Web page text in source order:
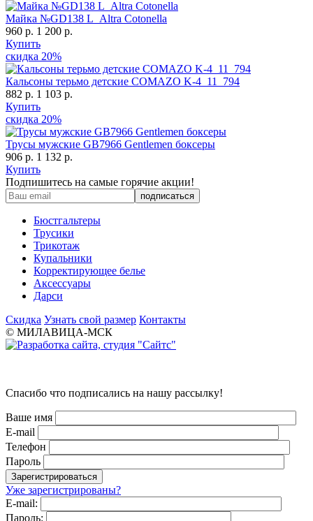
Майка №GD138 L_Altra Cotonella
960 р. 1 200 р.
Купить
скидка 20%
Кальсоны терьмо детские COMAZO K-4_11_794
882 р. 1 103 р.
Купить
скидка 20%
Трусы мужские GB7966 Gentlemen боксеры
906 р. 1 132 р.
Купить
Подпишитесь на самые горячие акции!
Бюстгальтеры
Трусики
Трикотаж
Купальники
Корректирующее белье
Аксессуары
Дарси
Скидка Узнать свой размер Контакты
© МИЛАВИЦА-МСК
Спасибо что подписались на нашу рассылку!
Ваше имя
E-mail
Телефон
Пароль
Уже зарегистрированы?
E-mail:
Пароль: